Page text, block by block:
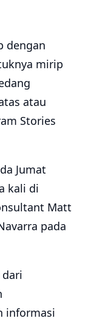
dengan
mirip
atau
Stories
Jumat
kali di
Matt
pada
informasi